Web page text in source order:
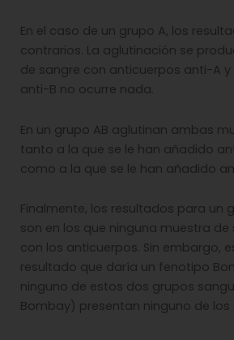
En el caso de un grupo A, los
contrarios. La aglutinación se
de sangre con anticuerpos anti-A
anti-B no ocurre nada.
En un grupo AB aglutinan ambas
tanto a la que se le han añadido
como a la que se le han añadido
Finalmente, los resultados para un
son en los que ninguna muestra
con los anticuerpos. Sin embargo,
resultado que daría un fenotipo
ninguno de estos dos grupos
Bombay) presentan ninguno de los